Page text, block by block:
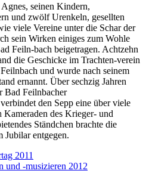
seinen Kindern,
und zwölf Urenkeln, gesellten
viele Vereine unter die Schar der
sein Wirken einiges zum Wohle
Feiln-bach beigetragen. Achtzehn
die Geschicke im Trachten-verein
und wurde nach seinem
ernannt. Über sechzig Jahren
Bad Feilnbacher
den Sepp eine über viele
Kameraden des Krieger- und
Ständchen brachte die
Jubilar entgegen.
2011
und -musizieren 2012